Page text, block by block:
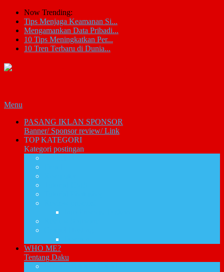
Now Trending:
Tips Menjaga Keamanan Si...
Mengamankan Data Pribadi...
10 Tips Meningkatkan Per...
10 Tren Terbaru di Dunia...
Menu
PASANG IKLAN SPONSOR
Banner/ Sponsor review/ Link
TOP KATEGORI
Kategori postingan
WHO ME?
Tentang Daku